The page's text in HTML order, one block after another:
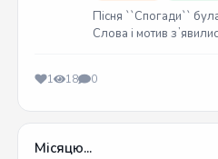
Пісня ``Спогади``
Слова і мотив
1 18 0
Місяцю...